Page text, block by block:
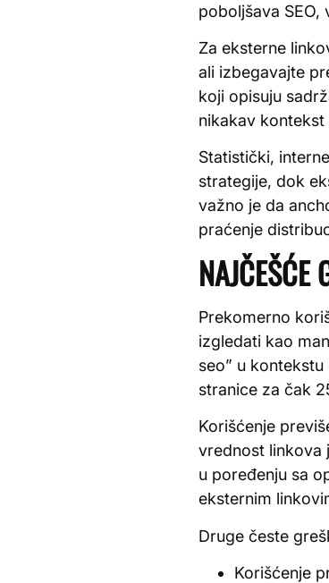
poboljšava
Za eksterne
ali izbegavajte
koji opisuju
nikakav
Statistički,
strategije, dok
važno je da
praćenje
NAJČEŠĆE
Prekomerno
izgledati kao
seo” u
stranice za čak
Korišćenje
vrednost linkova
u poređenju sa
eksternim
Druge česte
Korišćenje